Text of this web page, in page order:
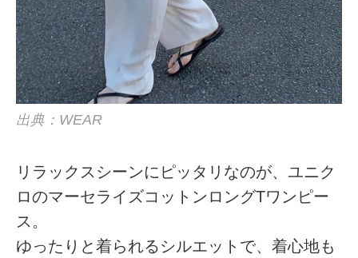
出典：WEAR
リラックスシーンにピッタリなのが、ユニク
ロのマーセライズコットンロングTワンピー
ス。
ゆったりと着られるシルエットで、着心地も